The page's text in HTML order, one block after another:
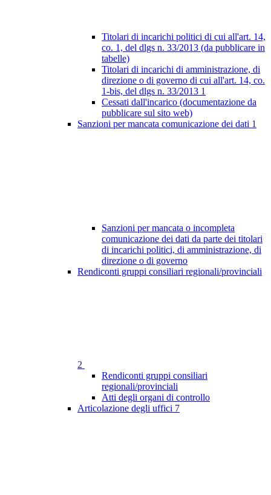
Titolari di incarichi politici di cui all'art. 14,
co. 1, del dlgs n. 33/2013 (da pubblicare in
tabelle)
Titolari di incarichi di amministrazione, di
direzione o di governo di cui all'art. 14, co.
1-bis, del dlgs n. 33/2013 1
Cessati dall'incarico (documentazione da
pubblicare sul sito web)
Sanzioni per mancata comunicazione dei dati 1
Sanzioni per mancata o incompleta
comunicazione dei dati da parte dei titolari
di incarichi politici, di amministrazione, di
direzione o di governo
Rendiconti gruppi consiliari regionali/provinciali
2
Rendiconti gruppi consiliari
regionali/provinciali
Atti degli organi di controllo
Articolazione degli uffici 7